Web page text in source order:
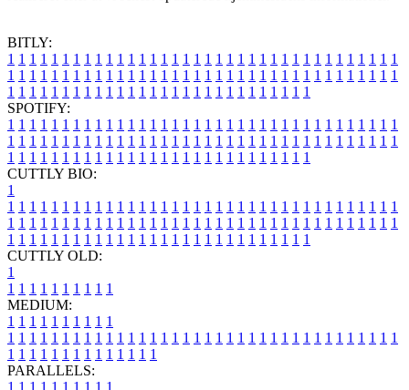
BITLY:
1 1 1 1 1 1 1 1 1 1 1 1 1 1 1 1 1 1 1 1 1 1 1 1 1 1 1 1 1 1 1 1 1 1 1 1
1 1 1 1 1 1 1 1 1 1 1 1 1 1 1 1 1 1 1 1 1 1 1 1 1 1 1 1 1 1 1 1 1 1 1 1
1 1 1 1 1 1 1 1 1 1 1 1 1 1 1 1 1 1 1 1 1 1 1 1 1 1 1 1
SPOTIFY:
1 1 1 1 1 1 1 1 1 1 1 1 1 1 1 1 1 1 1 1 1 1 1 1 1 1 1 1 1 1 1 1 1 1 1 1
1 1 1 1 1 1 1 1 1 1 1 1 1 1 1 1 1 1 1 1 1 1 1 1 1 1 1 1 1 1 1 1 1 1 1 1
1 1 1 1 1 1 1 1 1 1 1 1 1 1 1 1 1 1 1 1 1 1 1 1 1 1 1 1
CUTTLY BIO:
1
1 1 1 1 1 1 1 1 1 1 1 1 1 1 1 1 1 1 1 1 1 1 1 1 1 1 1 1 1 1 1 1 1 1 1 1
1 1 1 1 1 1 1 1 1 1 1 1 1 1 1 1 1 1 1 1 1 1 1 1 1 1 1 1 1 1 1 1 1 1 1 1
1 1 1 1 1 1 1 1 1 1 1 1 1 1 1 1 1 1 1 1 1 1 1 1 1 1 1 1
CUTTLY OLD:
1
1 1 1 1 1 1 1 1 1 1
MEDIUM:
1 1 1 1 1 1 1 1 1 1
1 1 1 1 1 1 1 1 1 1 1 1 1 1 1 1 1 1 1 1 1 1 1 1 1 1 1 1 1 1 1 1 1 1 1 1
1 1 1 1 1 1 1 1 1 1 1 1 1 1
PARALLELS:
1 1 1 1 1 1 1 1 1 1